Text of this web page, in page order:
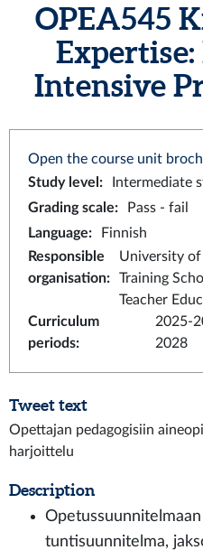
OPEA545
Intensive
Open the course unit
Study level :
Intermediate
Grading scale:
Pass - fail
Language:
Finnish
Responsible
organisation:
University of
Training
Teacher
Curriculum
periods:
2025-
2028
Tweet text
Opettajan pedagogisiin
harjoittelu
Description
tuntisuunnitelma,